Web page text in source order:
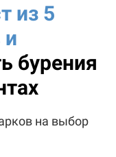
из 5
и
бурения
на выбор